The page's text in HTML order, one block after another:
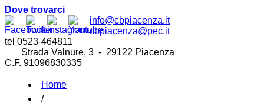
Dove trovarci
info@cbpiacenza.it
cbpiacenza@pec.it
tel 0523-464811
Strada Valnure, 3 - 29122 Piacenza
C.F. 91096830335
Home
/